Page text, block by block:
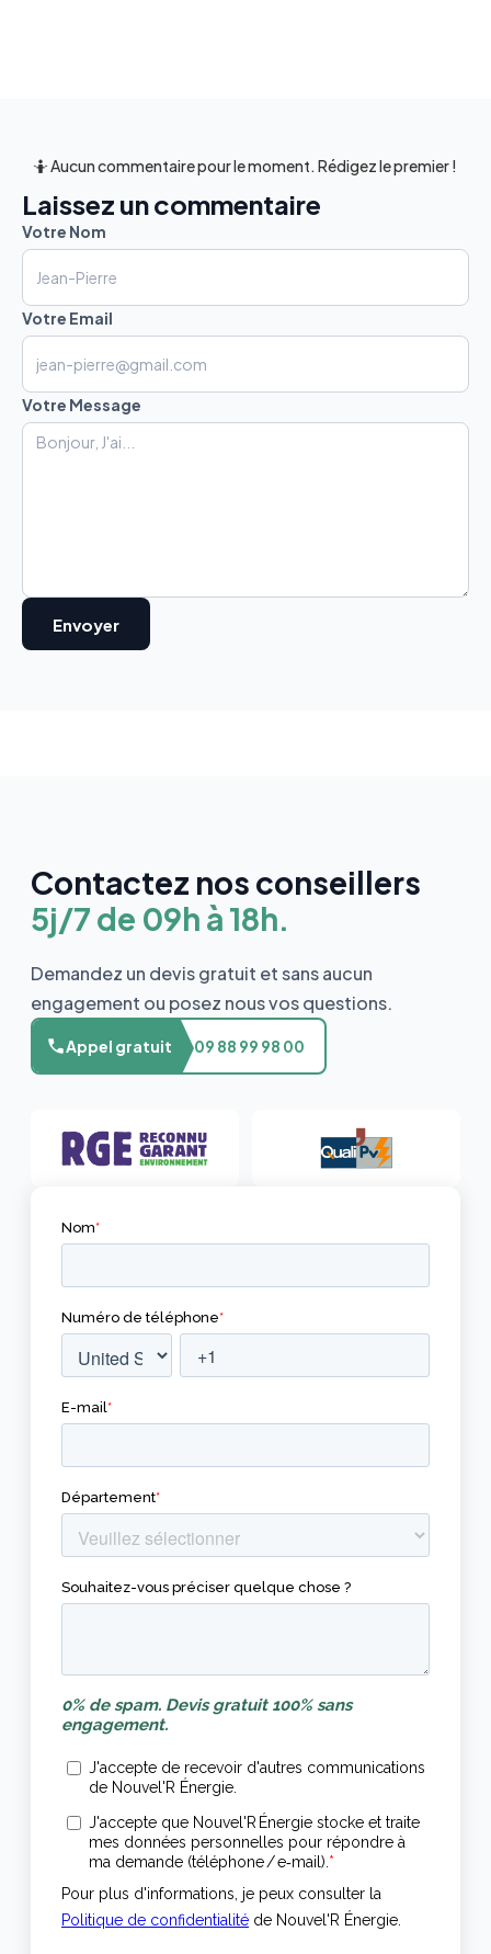
🤷 Aucun commentaire pour le moment. Rédigez le premier !
Laissez un commentaire
Votre Nom
Votre Email
Votre Message
Contactez nos conseillers
5j/7 de 09h à 18h.
Demandez un devis gratuit et sans aucun
engagement ou posez nous vos questions.
Appel gratuit 09 88 99 98 00